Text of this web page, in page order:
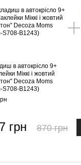
в автокрісло 9+
Міккі і жовтий
Decoza Moms
S708-B1243)
грн 870 грн